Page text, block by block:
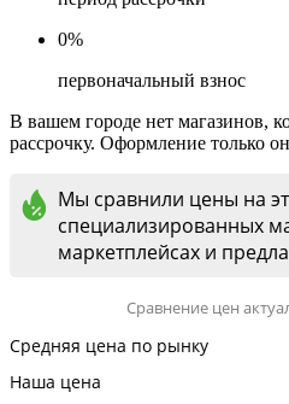
0%
первоначальный взнос
В вашем городе нет магазинов,
рассрочку. Оформление только
Мы сравнили цены на
специализированных
маркетплейсах и
Сравнение цен
Средняя цена по рынку
Наша цена